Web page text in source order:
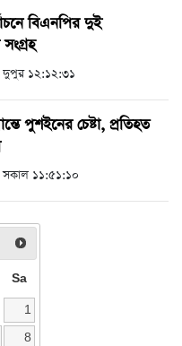
বিএনপির দুই
১২:১২:৩১
পুশইনের চেষ্টা, প্রতিহত
১১:৫১:১০
Sa
1
8